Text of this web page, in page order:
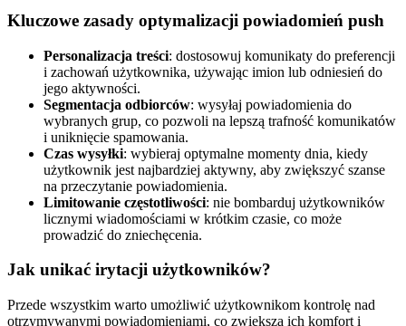
Kluczowe zasady optymalizacji powiadomień push
Personalizacja treści: dostosowuj komunikaty do preferencji
i zachowań użytkownika, używając imion lub odniesień do
jego aktywności.
Segmentacja odbiorców: wysyłaj powiadomienia do
wybranych grup, co pozwoli na lepszą trafność komunikatów
i uniknięcie spamowania.
Czas wysyłki: wybieraj optymalne momenty dnia, kiedy
użytkownik jest najbardziej aktywny, aby zwiększyć szanse
na przeczytanie powiadomienia.
Limitowanie częstotliwości: nie bombarduj użytkowników
licznymi wiadomościami w krótkim czasie, co może
prowadzić do zniechęcenia.
Jak unikać irytacji użytkowników?
Przede wszystkim warto umożliwić użytkownikom kontrolę nad
otrzymywanymi powiadomieniami, co zwiększa ich komfort i